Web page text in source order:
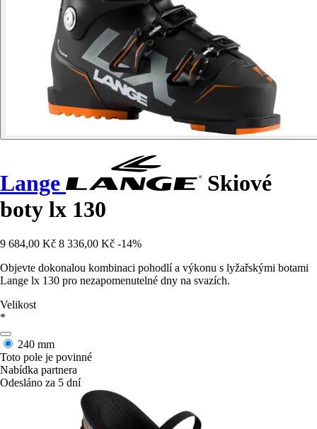
Lange
Skiové
boty lx 130
9 684,00 Kč 8 336,00 Kč -14%
Objevte dokonalou kombinaci pohodlí a výkonu s lyžařskými botami
Lange lx 130 pro nezapomenutelné dny na svazích.
Velikost
*
240 mm
Toto pole je povinné
Nabídka partnera
Odesláno za 5 dní